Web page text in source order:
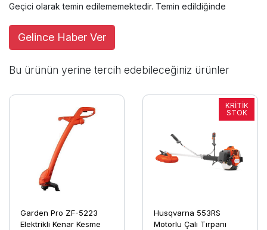
Geçici olarak temin edilememektedir. Temin edildiğinde
Gelince Haber Ver
Bu ürünün yerine tercih edebileceğiniz ürünler
Garden Pro ZF-5223
Elektrikli Kenar Kesme
Husqvarna 553RS
Motorlu Çalı Tırpanı